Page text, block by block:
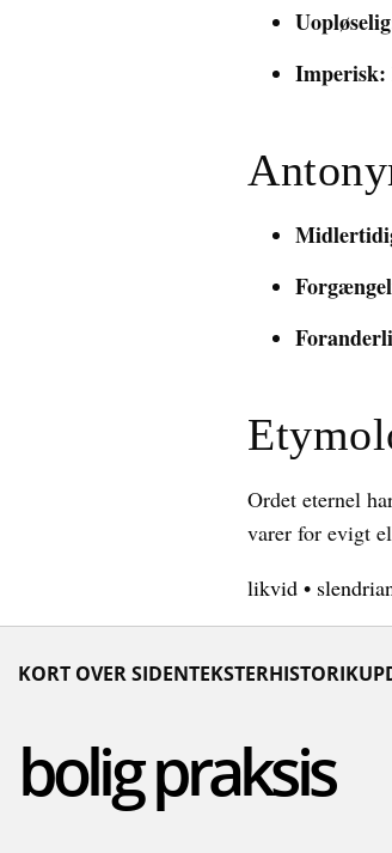
Imperisk:
Ordet eternel
varer for evigt
likvid •
bolig praksis
KORT OVER SIDENTEKSTERHISTORIK